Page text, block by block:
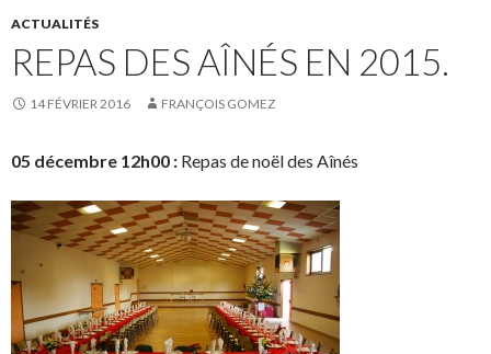
ACTUALITÉS
REPAS DES AÎNÉS EN 2015.
14 FÉVRIER 2016 FRANÇOIS GOMEZ
05 décembre 12h00 : Repas de noël des Aînés